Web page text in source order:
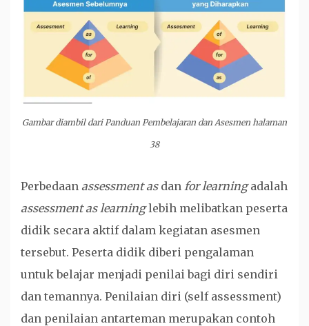
Gambar diambil dari Panduan Pembelajaran dan Asesmen halaman
38
Perbedaan assessment asdan for learningadalah
assessment as learninglebih melibatkan peserta
didik secara aktif dalam kegiatan asesmen
tersebut. Peserta didik diberi pengalaman
untuk belajar menjadi penilai bagi diri sendiri
dan temannya. Penilaian diri (self assessment)
dan penilaian antarteman merupakan contoh